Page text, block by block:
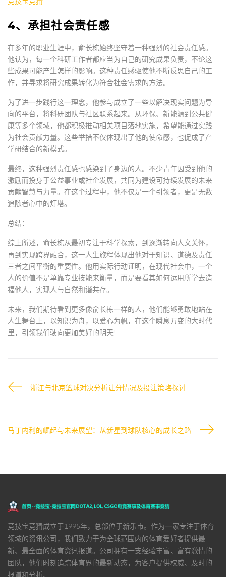
4、承担社会责任感
在多年的职业生涯中，俞长栋始终坚守着一种强烈的社会责任感。
他认为，每一个科研工作者都应当为自己的研究成果负责，不论这
些成果可能产生怎样的影响。这种责任感驱使他不断反思自己的工
作，并寻求将研究成果转化为符合社会需求的方法。
为了进一步践行这一理念，他参与成立了一些以解决现实问题为导
向的平台，将科研团队与社区联系起来。从环保、新能源到公共健
康等多个领域，他都积极推动相关项目落地实施，希望能通过实践
为社会贡献力量。这些举措不仅体现出了他的使命感，也促成了产
学研结合的新模式。
最终，这种强烈责任感也感染到了身边的人。不少青年因受到他的
激励而投身于公益事业或社企发展，共同为建设可持续发展的未来
贡献智慧与力量。在这个过程中，他不仅是一个引领者，更是无数
追随者心中的灯塔。
总结：
综上所述，俞长栋从最初专注于科学探索，到逐渐转向人文关怀，
再到实现跨界融合，这一人生旅程体现出他对于知识、道德及责任
三者之间平衡的重要性。他用实际行动证明，在现代社会中，一个
人的价值不是单靠专业技能来衡量，而是要看其如何运用所学去造
福他人，实现人与自然和谐共存。
未来，我们期待看到更多像俞长栋一样的人，他们能够勇敢地站在
人生舞台上，以知识为舟，以爱心为帆，在这个瞬息万变的大时代
里，引领我们驶向更加美好的明天!
浙江与北京篮球对决分析让分情况及投注策略探讨
马丁内利的崛起与未来展望：从新星到球队核心的成长之路
竞技宝竞猜成立于1995年，总部位于新乐市。作为一家专注于体育
领域的资讯公司，我们致力于为全球范围内的体育爱好者提供最
新、最全面的体育资讯报道。公司拥有一支经验丰富、富有激情的
团队，他们时刻追踪体育界的最新动态，为客户提供权威、及时的
报道和分析。